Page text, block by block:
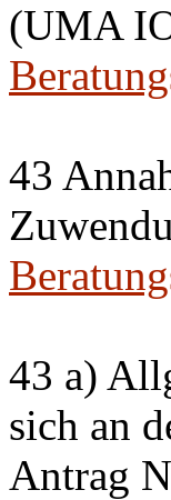
(UMA
43
43 a)
sich an
Antrag